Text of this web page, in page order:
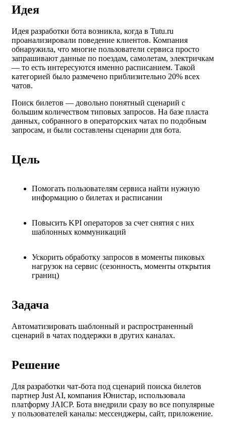
Идея
Идея разработки бота возникла, когда в Tutu.ru
проанализировали поведение клиентов. Компания
обнаружила, что многие пользователи сервиса просто
запрашивают данные по поездам, самолетам, электричкам
— то есть интересуются именно расписанием. Такой
категорией было размечено приблизительно 20% всех
чатов.
Поиск билетов — довольно понятный сценарий с
большим количеством типовых запросов. На базе пласта
данных, собранного в операторских чатах по подобным
запросам, и были составлены сценарии для бота.
Цель
Помогать пользователям сервиса найти нужную
информацию о билетах и расписании
Повысить KPI операторов за счет снятия с них
шаблонных коммуникаций
Ускорить обработку запросов в моменты пиковых
нагрузок на сервис (сезонность, моменты открытия
границ)
Задача
Автоматизировать шаблонный и распространенный
сценарий в чатах поддержки в других каналах.
Решение
Для разработки чат-бота под сценарий поиска билетов
партнер Just AI, компания Юнистар, использовала
платформу JAICP. Бота внедрили сразу во все популярные
у пользователей каналы: мессенджеры, сайт, приложение.